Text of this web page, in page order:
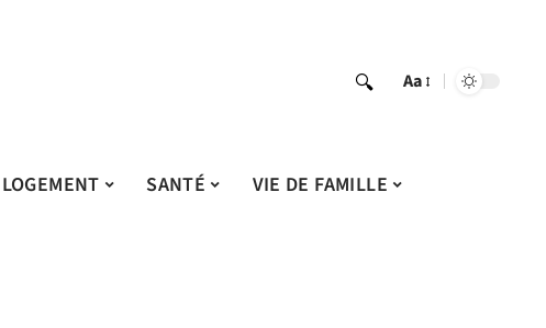
Aa
LOGEMENT SANTÉ
VIE DE FAMILLE